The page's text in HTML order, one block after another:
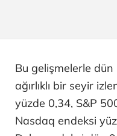
Bu gelişmelerle dün
ağırlıklı bir seyir
yüzde 0,34, S&P
Nasdaq endeksi